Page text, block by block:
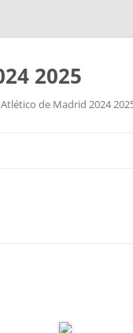
2025
de Madrid 2024